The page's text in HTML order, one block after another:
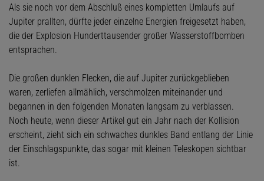
Als sie noch vor dem Abschluß eines kompletten Umlaufs auf
Jupiter prallten, dürfte jeder einzelne Energien freigesetzt haben,
die der Explosion Hunderttausender großer Wasserstoffbomben
entsprachen.
Die großen dunklen Flecken, die auf Jupiter zurückgeblieben
waren, zerliefen allmählich, verschmolzen miteinander und
begannen in den folgenden Monaten langsam zu verblassen.
Noch heute, wenn dieser Artikel gut ein Jahr nach der Kollision
erscheint, zieht sich ein schwaches dunkles Band entlang der Linie
der Einschlagspunkte, das sogar mit kleinen Teleskopen sichtbar
ist.